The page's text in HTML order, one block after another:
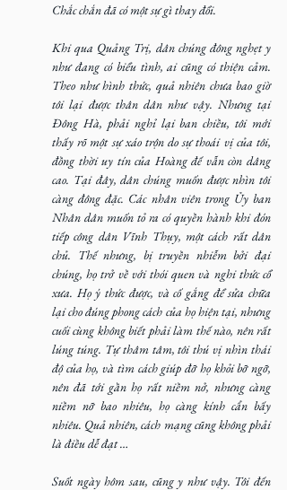
Chắc chắn đã có một sự gì thay đổi.
Khi qua Quảng Trị, dân chúng đông nghẹt y
như đang có biểu tình, ai cũng có thiện cảm.
Theo như hình thức, quả nhiên chưa bao giờ
tôi lại được thân dân như vậy. Nhưng tại
Đông Hà, phải nghỉ lại ban chiều, tôi mới
thấy rõ một sự xáo trộn do sự thoái vị của tôi,
đồng thời uy tín của Hoàng đế vẫn còn dâng
cao. Tại đây, dân chúng muốn được nhìn tôi
càng đông đặc. Các nhân viên trong Ủy ban
Nhân dân muốn tỏ ra có quyền hành khi đón
tiếp công dân Vĩnh Thụy, một cách rất dân
chủ. Thế nhưng, bị truyền nhiễm bởi đại
chúng, họ trở về với thói quen và nghi thức cổ
xưa. Họ ý thức được, và cố gắng để sửa chữa
lại cho đúng phong cách của họ hiện tại, nhưng
cuối cùng không biết phải làm thế nào, nên rất
lúng túng. Tự thâm tâm, tôi thú vị nhìn thái
độ của họ, và tìm cách giúp đỡ họ khỏi bỡ ngỡ,
nên đã tới gần họ rất niềm nở, nhưng càng
niềm nỡ bao nhiêu, họ càng kính cẩn bấy
nhiêu. Quả nhiên, cách mạng cũng không phải
là điều dễ đạt …
Suốt ngày hôm sau, cũng y như vậy. Tôi đến